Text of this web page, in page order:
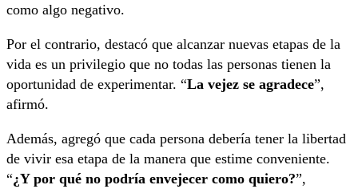
como algo negativo.
Por el contrario, destacó que alcanzar nuevas etapas de la
vida es un privilegio que no todas las personas tienen la
oportunidad de experimentar. “La vejez se agradece”,
afirmó.
Además, agregó que cada persona debería tener la libertad
de vivir esa etapa de la manera que estime conveniente.
“¿Y por qué no podría envejecer como quiero?”,